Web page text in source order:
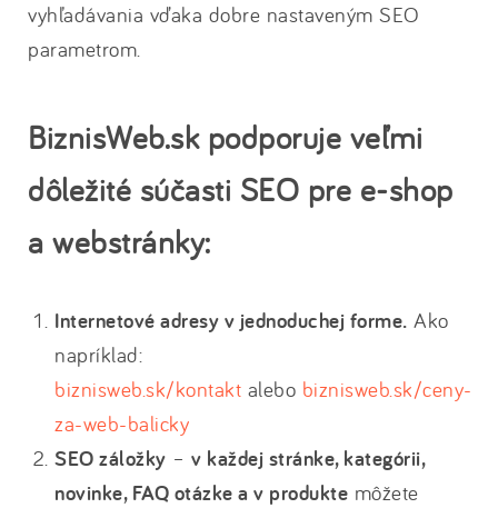
vyhľadávania vďaka dobre nastaveným SEO
parametrom.
BiznisWeb.sk podporuje veľmi
dôležité súčasti SEO pre e-shop
a webstránky:
Internetové adresy v jednoduchej forme. Ako
napríklad:
biznisweb.sk/kontakt alebo biznisweb.sk/ceny-
za-web-balicky
SEO záložky – v každej stránke, kategórii,
novinke, FAQ otázke a v produkte môžete